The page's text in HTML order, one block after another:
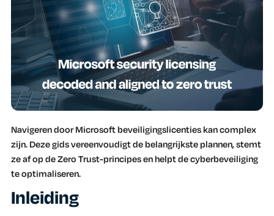
Navigeren door Microsoft beveiligingslicenties kan complex
zijn. Deze gids vereenvoudigt de belangrijkste plannen, stemt
ze af op de Zero Trust-principes en helpt de cyberbeveiliging
te optimaliseren.
Inleiding